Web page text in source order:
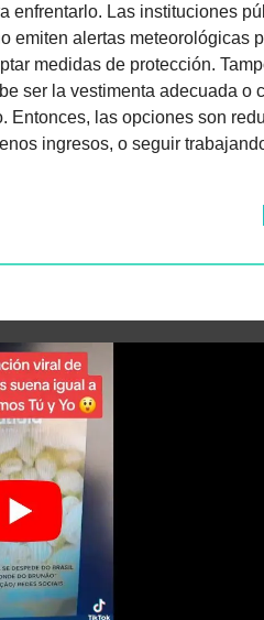
enfrentarlo. Las instituciones
emiten alertas meteorológicas
medidas de protección.
ser la vestimenta adecuada o
Entonces, las opciones son
ingresos, o seguir